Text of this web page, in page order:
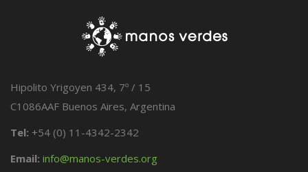
Hipolito Yrigoyen 434, 7º / 15
C1086AAF Buenos Aires, Argentina
Tel: +54 (0) 11-4342-2342
Email: info@manos-verdes.org